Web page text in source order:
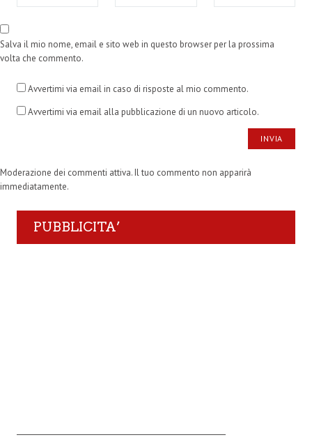
Salva il mio nome, email e sito web in questo browser per la prossima
volta che commento.
Avvertimi via email in caso di risposte al mio commento.
Avvertimi via email alla pubblicazione di un nuovo articolo.
Moderazione dei commenti attiva. Il tuo commento non apparirà
immediatamente.
PUBBLICITA’